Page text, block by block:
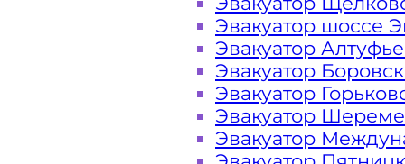
Вам необходимы услуги
недорого? Эвакуаторы «МОБИ»
ЦКАДе 24 часа в сутки.
на дороге в любой ситуации и
Эвакуатор шоссе
Эвакуатор
Эвакуатор
Эвакуатор
Эвакуатор
Эвакуатор